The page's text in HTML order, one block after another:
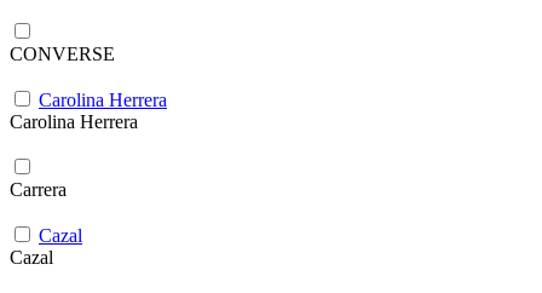
CONVERSE
Carolina Herrera
Carolina Herrera
Carrera
Cazal
Cazal